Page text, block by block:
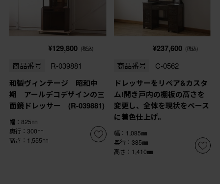
¥129,800 (税込)
商品番号 R-039881
和製ヴィンテージ 昭和中
期 アールデコデザインの三
面鏡ドレッサー (R-039881)
幅：825㎜
奥行：300㎜
高さ：1,555㎜
¥237,600 (税込)
商品番号 C-0562
ドレッサーをリペア&カスタ
ム!開き戸内の棚板の高さを
変更し、全体を現状をベース
に着色仕上げ。
幅：1,085㎜
奥行：385㎜
高さ：1,410㎜